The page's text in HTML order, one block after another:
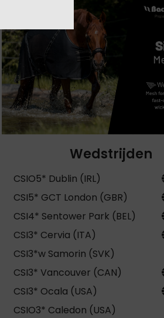
Wedstrijden
CSIO5* Dublin (IRL)
CSI5* GCT London (GBR)
CSI4* Sentower Park (BEL)
CSI3* Cervia (ITA)
CSI3*w Samorin (SVK)
CSI3* Vancouver (CAN)
CSI3* Ocala (USA)
CSIO3* Caledon (USA)